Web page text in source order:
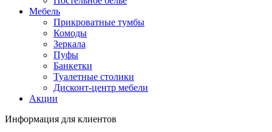
Мебель
Прикроватные тумбы
Комоды
Зеркала
Пуфы
Банкетки
Туалетные столики
Дисконт-центр мебели
Акции
Информация для клиентов